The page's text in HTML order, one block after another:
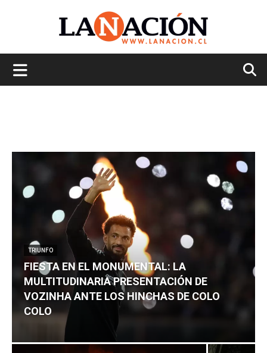
TRIUNFO
FIESTA EN EL MONUMENTAL: LA
MULTITUDINARIA PRESENTACIÓN DE
VOZINHA ANTE LOS HINCHAS DE COLO
COLO